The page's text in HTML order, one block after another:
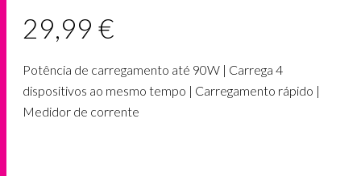
29,99€
Potência de carregamento até 90W | Carrega 4
dispositivos ao mesmo tempo | Carregamento rápido |
Medidor de corrente